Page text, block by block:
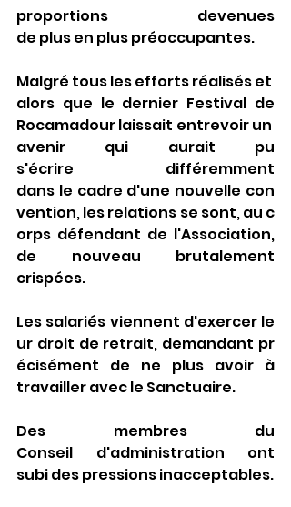
proportions devenues
de plus en plus préoccupantes.
Malgré tous les efforts réalisés et
alors que le dernier Festival de
Rocamadour laissait entrevoir un
avenir qui aurait pu
s'écrire différemment
dans le cadre d'une nouvelle con
vention, les relations se sont, au c
orps défendant de l'Association,
de nouveau brutalement
crispées.
Les salariés viennent d'exercer le
ur droit de retrait, demandant pr
écisément de ne plus avoir à
travailler avec le Sanctuaire.
Des membres du
Conseil d'administration ont
subi des pressions inacceptables.